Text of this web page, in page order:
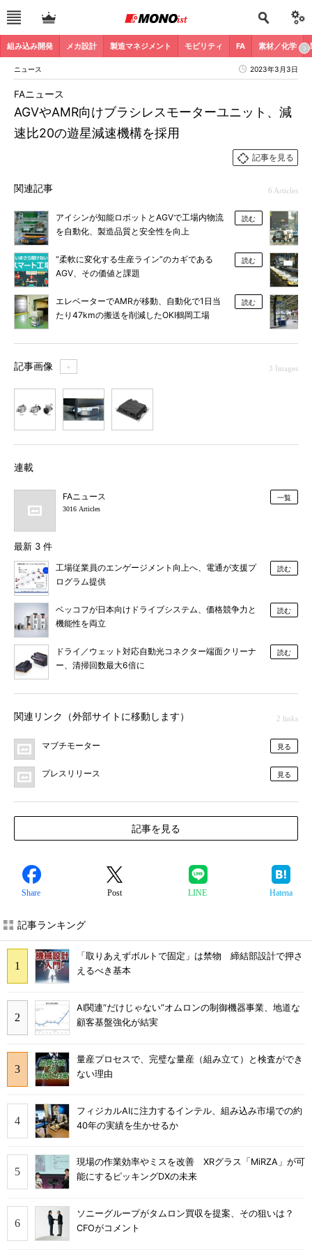
組み込み開発 メカ設計 製造マネジメント モビリティ FA 素材／化学
ニュース 2023年3月3日
AGVやAMR向けブラシレスモーターユニット、減
速比20の遊星減速機構を採用
FAニュース
記事を見る
関連記事 6 Articles
アイシンが知能ロボットとAGVで工場内物流
を自動化、製造品質と安全性を向上
読む
“柔軟に変化する生産ライン”のカギである
AGV、その価値と課題
読む
エレベーターでAMRが移動、自動化で1日当
たり47kmの搬送を削減したOKI鶴岡工場
読む
記事画像 ＋ 3 Images
連載
FAニュース
3016 Articles
一覧
最新 3 件
工場従業員のエンゲージメント向上へ、電通が支援プ
ログラム提供
読む
ベッコフが日本向けドライブシステム、価格競争力と
機能性を両立
読む
ドライ／ウェット対応自動光コネクター端面クリーナ
ー、清掃回数最大6倍に
読む
関連リンク（外部サイトに移動します） 2 links
マブチモーター 見る
プレスリリース 見る
記事を見る
Share Post LINE Hatena
記事ランキング
「取りあえずボルトで固定」は禁物 締結部設計で押さ
えるべき基本
AI関連“だけじゃない”オムロンの制御機器事業、地道な
顧客基盤強化が結実
量産プロセスで、完璧な量産（組み立て）と検査ができ
ない理由
フィジカルAIに注力するインテル、組み込み市場での約
40年の実績を生かせるか
現場の作業効率やミスを改善 XRグラス「MiRZA」が可
能にするピッキングDXの未来
ソニーグループがタムロン買収を提案、その狙いは？
CFOがコメント